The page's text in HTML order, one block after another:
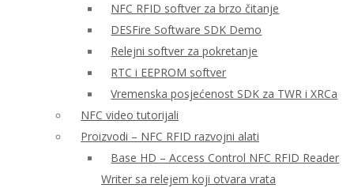
NFC RFID softver za brzo čitanje
DESFire Software SDK Demo
Relejni softver za pokretanje
RTC i EEPROM softver
Vremenska posjećenost SDK za TWR i XRCa
NFC video tutorijali
Proizvodi – NFC RFID razvojni alati
Base HD – Access Control NFC RFID Reader
Writer sa relejem koji otvara vrata